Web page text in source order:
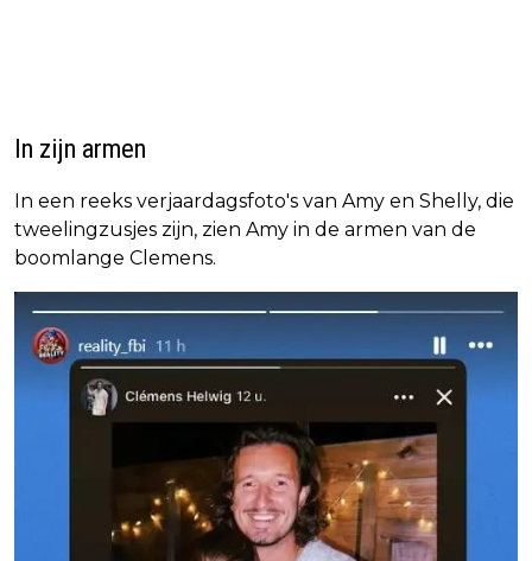
In zijn armen
In een reeks verjaardagsfoto's van Amy en Shelly, die
tweelingzusjes zijn, zien Amy in de armen van de
boomlange Clemens.